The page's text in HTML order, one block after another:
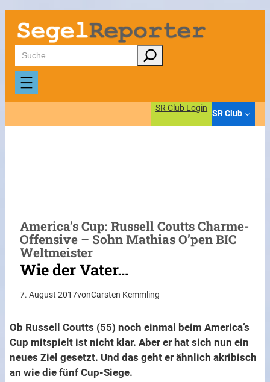
Zum
Inhalt
springen
Suchen
SR Club Login
SR Club
America’s Cup: Russell Coutts Charme-
Offensive – Sohn Mathias O’pen BIC
Weltmeister
Wie der Vater…
7. August 2017vonCarsten Kemmling
Ob Russell Coutts (55) noch einmal beim America’s
Cup mitspielt ist nicht klar. Aber er hat sich nun ein
neues Ziel gesetzt. Und das geht er ähnlich akribisch
an wie die fünf Cup-Siege.